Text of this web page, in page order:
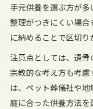
手元供養を選ぶ方が
整理がつきにくい場
に納めることで区切り
注意点としては、遺骨
宗教的な考え方も考
は、ペット葬儀社や
庭に合った供養方法を